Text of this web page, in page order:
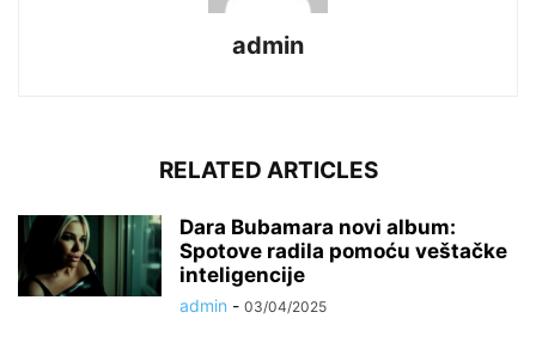
admin
RELATED ARTICLES
Dara Bubamara novi album:
Spotove radila pomoću veštačke
inteligencije
admin - 03/04/2025